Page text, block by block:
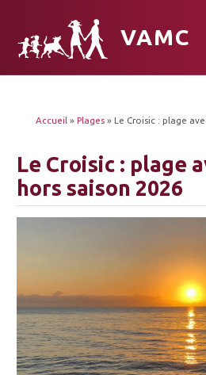
VAMC
Accueil » Plages » Le Croisic : plage
Le Croisic : plage
hors saison 2026